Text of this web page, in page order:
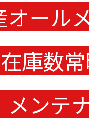
オール
在庫数
メンテ